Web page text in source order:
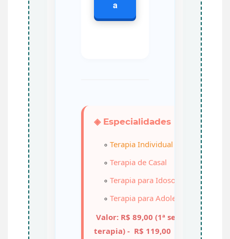
a
◈ Especialidades
Terapia Individual
Terapia de Casal
Terapia para Idosos
Terapia para Adolescentes
Valor: R$ 89,00 (1ª sessão de
terapia) - R$ 119,00